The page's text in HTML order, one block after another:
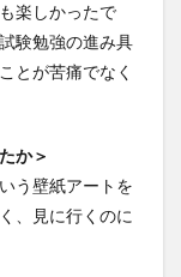
楽しかったで
験勉強の進み具
とが苦痛でなく
か＞
う壁紙アートを
、見に行くのに
休暇
寮研修
学生
目
景
掲載情報
教員紹介